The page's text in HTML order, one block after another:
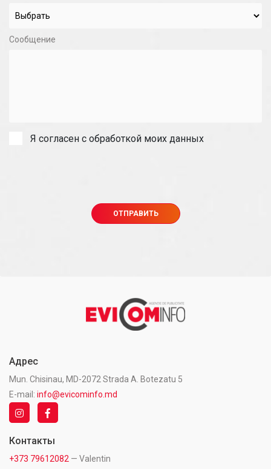
Сообщение
Я согласен с обработкой моих данных
Адрес
Mun. Chisinau, MD-2072 Strada A. Botezatu 5
E-mail: info@evicominfo.md
Контакты
+373 79612082 — Valentin